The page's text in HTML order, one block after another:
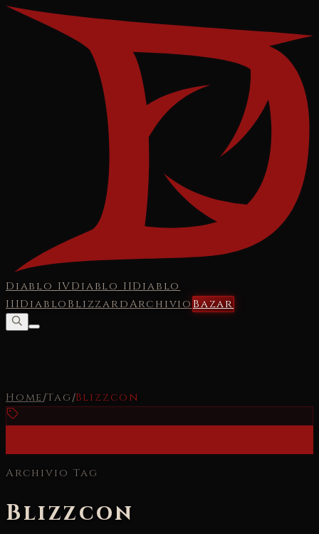
Diablo IVDiablo IIDiablo
IIIDiabloBlizzardArchivioBazar
Home/Tag /Blizzcon
Archivio Tag
Blizzcon